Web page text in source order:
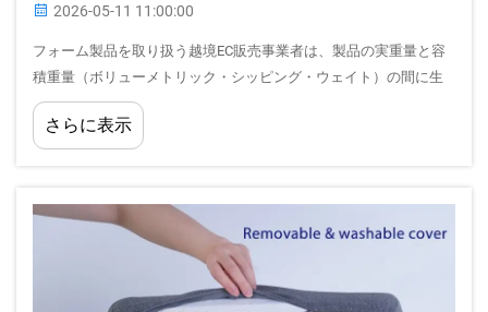
2026-05-11 11:00:00
フォーム製品を取り扱う越境EC販売事業者は、製品の実重量と容
積重量（ボリューメトリック・シッピング・ウェイト）の間に生
じるギャップという、長年にわたって解決されていない課題に直
面しています。メモリーフォーム枕は、このジレンマの典型的な
さらに表示